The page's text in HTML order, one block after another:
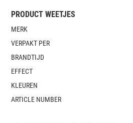
PRODUCT WEETJES
MERK
VERPAKT PER
BRANDTIJD
EFFECT
KLEUREN
ARTICLE NUMBER